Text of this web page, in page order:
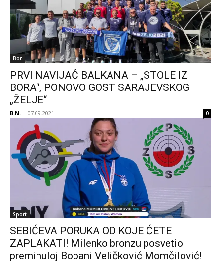
Bor
PRVI NAVIJAČ BALKANA – „STOLE IZ
BORA“, PONOVO GOST SARAJEVSKOG
„ŽELJE“
B.N. - 07.09.2021 0
Sport
SEBIĆEVA PORUKA OD KOJE ĆETE
ZAPLAKATI! Milenko bronzu posvetio
preminuloj Bobani Veličković Momčilović!